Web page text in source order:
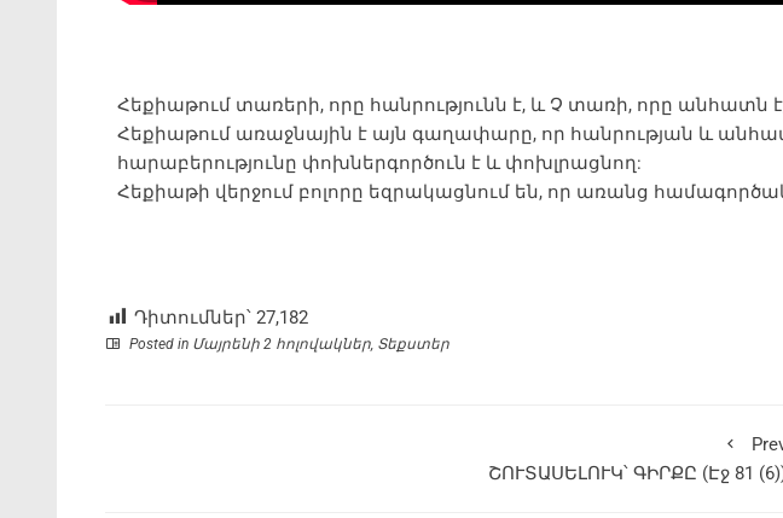
Հեքիաթում տառերի, որը հանրությունն է, և Չ տառի, որը անհատն
Հեքիաթում առաջնային է այն գաղափարը, որ հանրության և
հարաբերությունը փոխներգործուն է և փոխլրացնող:
Հեքիաթի վերջում բոլորը եզրակացնում են, որ առանց
Դիտումներ՝ 27,182
Posted in Մայրենի 2 հոլովակներ, Տեքստեր
ՇՈՒՏԱՍԵԼՈՒԿ՝ ԳԻՐՔԸ (Էջ 81